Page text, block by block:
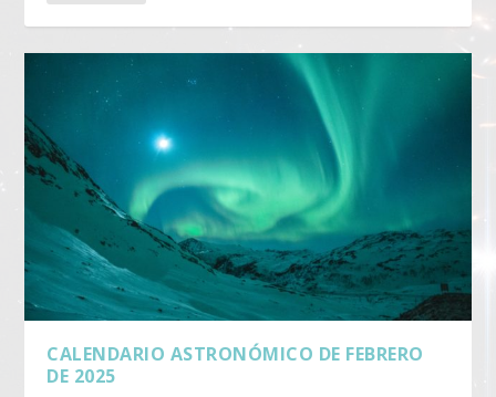
CALENDARIO ASTRONÓMICO DE FEBRERO
DE 2025